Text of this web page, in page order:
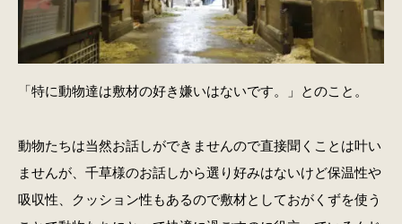
「特に動物達は敷材の好き嫌いはないです。」とのこと。
動物たちは当然お話しができませんので直接聞くことは叶い
ませんが、千草様のお話しから選り好みはないけど保温性や
吸収性、クッション性もあるので敷材としておがくずを使う